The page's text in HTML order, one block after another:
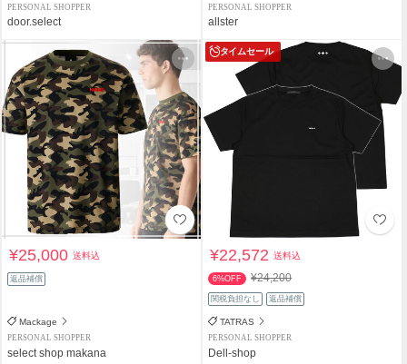
PERSONAL SHOPPER
door.select
PERSONAL SHOPPER
allster
¥25,000送料込
返品補償
Mackage
PERSONAL SHOPPER
select shop makana
タイムセール
¥22,572送料込
6%OFF ¥24,200
関税負担なし 返品補償
TATRAS
PERSONAL SHOPPER
Dell-shop